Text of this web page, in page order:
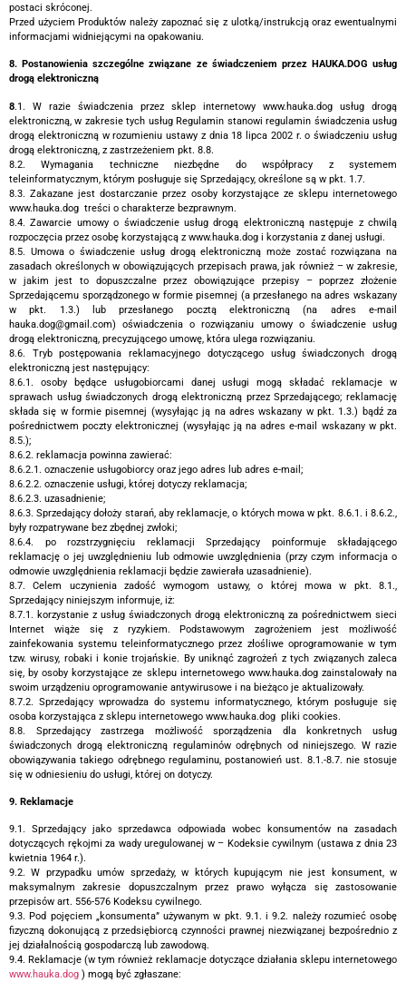
postaci skróconej.
Przed użyciem Produktów należy zapoznać się z ulotką/instrukcją oraz ewentualnymi
informacjami widniejącymi na opakowaniu.
8. Postanowienia szczególne związane ze świadczeniem przez HAUKA.DOG usług
drogą elektroniczną
8.1. W razie świadczenia przez sklep internetowy www.hauka.dog usług drogą
elektroniczną, w zakresie tych usług Regulamin stanowi regulamin świadczenia usług
drogą elektroniczną w rozumieniu ustawy z dnia 18 lipca 2002 r. o świadczeniu usług
drogą elektroniczną, z zastrzeżeniem pkt. 8.8.
8.2. Wymagania techniczne niezbędne do współpracy z systemem
teleinformatycznym, którym posługuje się Sprzedający, określone są w pkt. 1.7.
8.3. Zakazane jest dostarczanie przez osoby korzystające ze sklepu internetowego
www.hauka.dog treści o charakterze bezprawnym.
8.4. Zawarcie umowy o świadczenie usług drogą elektroniczną następuje z chwilą
rozpoczęcia przez osobę korzystającą z www.hauka.dog i korzystania z danej usługi.
8.5. Umowa o świadczenie usług drogą elektroniczną może zostać rozwiązana na
zasadach określonych w obowiązujących przepisach prawa, jak również – w zakresie,
w jakim jest to dopuszczalne przez obowiązujące przepisy – poprzez złożenie
Sprzedającemu sporządzonego w formie pisemnej (a przesłanego na adres wskazany
w pkt. 1.3.) lub przesłanego pocztą elektroniczną (na adres e-mail
hauka.dog@gmail.com) oświadczenia o rozwiązaniu umowy o świadczenie usług
drogą elektroniczną, precyzującego umowę, która ulega rozwiązaniu.
8.6. Tryb postępowania reklamacyjnego dotyczącego usług świadczonych drogą
elektroniczną jest następujący:
8.6.1. osoby będące usługobiorcami danej usługi mogą składać reklamacje w
sprawach usług świadczonych drogą elektroniczną przez Sprzedającego; reklamację
składa się w formie pisemnej (wysyłając ją na adres wskazany w pkt. 1.3.) bądź za
pośrednictwem poczty elektronicznej (wysyłając ją na adres e-mail wskazany w pkt.
8.5.);
8.6.2. reklamacja powinna zawierać:
8.6.2.1. oznaczenie usługobiorcy oraz jego adres lub adres e-mail;
8.6.2.2. oznaczenie usługi, której dotyczy reklamacja;
8.6.2.3. uzasadnienie;
8.6.3. Sprzedający dołoży starań, aby reklamacje, o których mowa w pkt. 8.6.1. i 8.6.2.,
były rozpatrywane bez zbędnej zwłoki;
8.6.4. po rozstrzygnięciu reklamacji Sprzedający poinformuje składającego
reklamację o jej uwzględnieniu lub odmowie uwzględnienia (przy czym informacja o
odmowie uwzględnienia reklamacji będzie zawierała uzasadnienie).
8.7. Celem uczynienia zadość wymogom ustawy, o której mowa w pkt. 8.1.,
Sprzedający niniejszym informuje, iż:
8.7.1. korzystanie z usług świadczonych drogą elektroniczną za pośrednictwem sieci
Internet wiąże się z ryzykiem. Podstawowym zagrożeniem jest możliwość
zainfekowania systemu teleinformatycznego przez złośliwe oprogramowanie w tym
tzw. wirusy, robaki i konie trojańskie. By uniknąć zagrożeń z tych związanych zaleca
się, by osoby korzystające ze sklepu internetowego www.hauka.dog zainstalowały na
swoim urządzeniu oprogramowanie antywirusowe i na bieżąco je aktualizowały.
8.7.2. Sprzedający wprowadza do systemu informatycznego, którym posługuje się
osoba korzystająca z sklepu internetowego www.hauka.dog pliki cookies.
8.8. Sprzedający zastrzega możliwość sporządzenia dla konkretnych usług
świadczonych drogą elektroniczną regulaminów odrębnych od niniejszego. W razie
obowiązywania takiego odrębnego regulaminu, postanowień ust. 8.1.-8.7. nie stosuje
się w odniesieniu do usługi, której on dotyczy.
9. Reklamacje
9.1. Sprzedający jako sprzedawca odpowiada wobec konsumentów na zasadach
dotyczących rękojmi za wady uregulowanej w – Kodeksie cywilnym (ustawa z dnia 23
kwietnia 1964 r.).
9.2. W przypadku umów sprzedaży, w których kupującym nie jest konsument, w
maksymalnym zakresie dopuszczalnym przez prawo wyłącza się zastosowanie
przepisów art. 556-576 Kodeksu cywilnego.
9.3. Pod pojęciem „konsumenta” używanym w pkt. 9.1. i 9.2. należy rozumieć osobę
fizyczną dokonującą z przedsiębiorcą czynności prawnej niezwiązanej bezpośrednio z
jej działalnością gospodarczą lub zawodową.
9.4. Reklamacje (w tym również reklamacje dotyczące działania sklepu internetowego
www.hauka.dog ) mogą być zgłaszane: